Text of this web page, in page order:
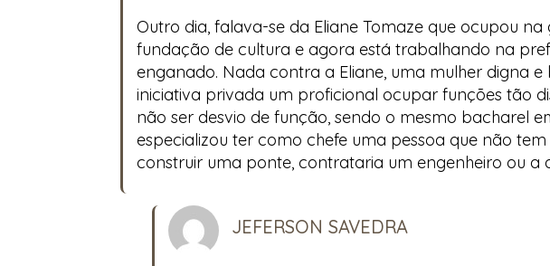
Outro dia, falava-se da Eliane Tomaze que ocupou
fundação de cultura e agora está trabalhando na
enganado. Nada contra a Eliane, uma mulher digna
iniciativa privada um proficional ocupar funções tão
não ser desvio de função, sendo o mesmo bacharel
especializou ter como chefe uma pessoa que não
construir uma ponte, contrataria um engenheiro ou a
JEFERSON SAVEDRA